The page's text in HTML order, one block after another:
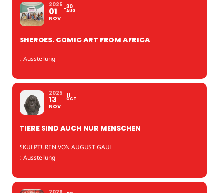
2025
01
NOV
30
AUG
SHEROES. COMIC ART FROM AFRICA
: Ausstellung
2025
13
NOV
11
OCT
TIERE SIND AUCH NUR MENSCHEN
SKULPTUREN VON AUGUST GAUL
: Ausstellung